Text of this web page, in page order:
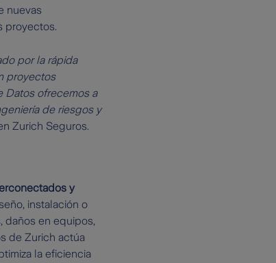
nuevas
proyectos.
por la rápida
proyectos
Datos ofrecemos a
de riesgos y
Zurich Seguros.
y
instalación o
daños en equipos,
de Zurich actúa
la eficiencia